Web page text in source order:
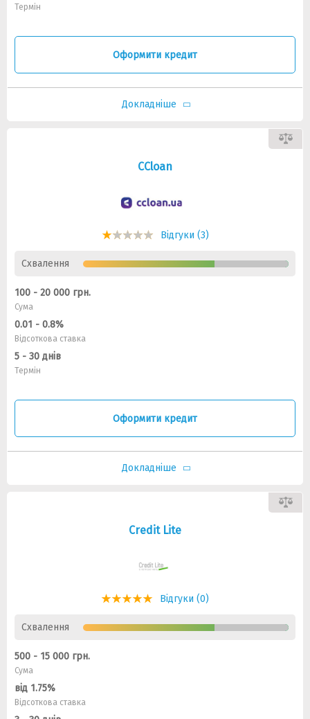
Термін
Оформити кредит
Докладніше
CCloan
Відгуки (3)
Схвалення
100 - 20 000 грн.
Сума
0.01 - 0.8%
Відсоткова ставка
5 - 30 днів
Термін
Оформити кредит
Докладніше
Credit Lite
Відгуки (0)
Схвалення
500 - 15 000 грн.
Сума
від 1.75%
Відсоткова ставка